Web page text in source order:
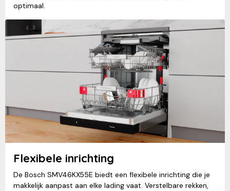
optimaal.
Flexibele inrichting
De Bosch SMV46KX55E biedt een flexibele inrichting die je
makkelijk aanpast aan elke lading vaat. Verstelbare rekken,